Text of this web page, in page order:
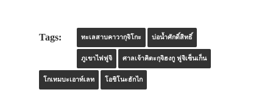
Tags: ทะเลสาบคาวากุจิโกะ บ่อน้ำศักดิ์สิทธิ์
ภูเขาไฟฟูจิ ศาลเจ้าคิตะกุจิฮงกู ฟูจิเซ็นเก็น
โกเทมบะเอาท์เลท โอชิโนะฮักไก